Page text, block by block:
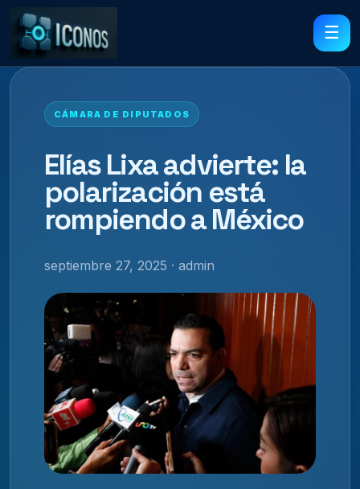
☰
CÁMARA DE DIPUTADOS
Elías Lixa advierte: la
polarización está
rompiendo a México
septiembre 27, 2025 · admin